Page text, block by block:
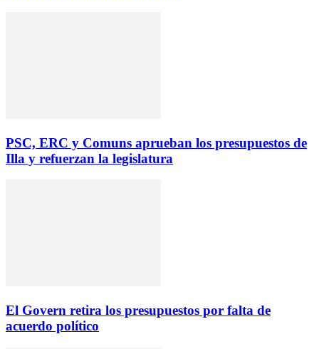
PSC, ERC y Comuns aprueban los presupuestos de
Illa y refuerzan la legislatura
El Govern retira los presupuestos por falta de
acuerdo político